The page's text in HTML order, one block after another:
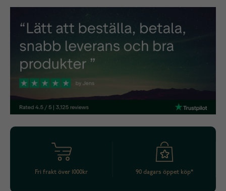
Fri frakt över 1000kr 90 dagars öppet köp*